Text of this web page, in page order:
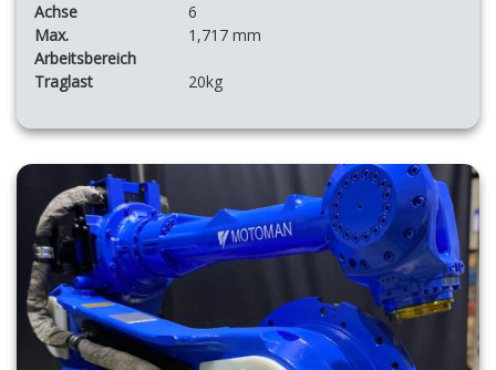
Achse
6
Max.
Arbeitsbereich
1,717 mm
Traglast 20kg